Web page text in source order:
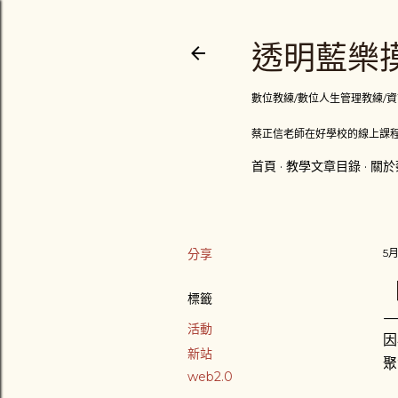
透明藍樂
數位教練/數位人生管理教練/
蔡正信老師在好學校的線上課
首頁 教學文章目錄 關
分享
標籤
活動
新站
web2.0
5